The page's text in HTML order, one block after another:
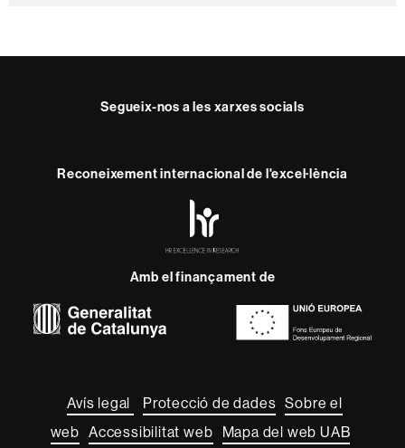
Segueix-nos a les xarxes socials
Reconeixement internacional de l'excel·lència
-
Amb el finançament de
Avís legal Protecció de dades Sobre el
web Accessibilitat web Mapa del web UAB